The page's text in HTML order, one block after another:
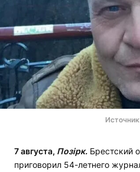
7 августа, Позірк. Брестский
приговорил 54-летнего